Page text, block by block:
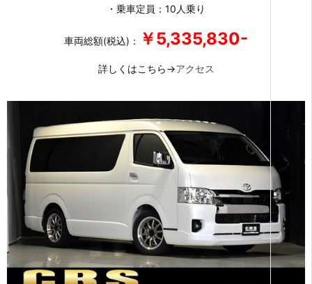
・乗車定員：10人乗り
車両総額(税込)： ￥5,335,830-
詳しくはこちら→アクセス